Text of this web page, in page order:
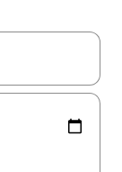
les en utilisant